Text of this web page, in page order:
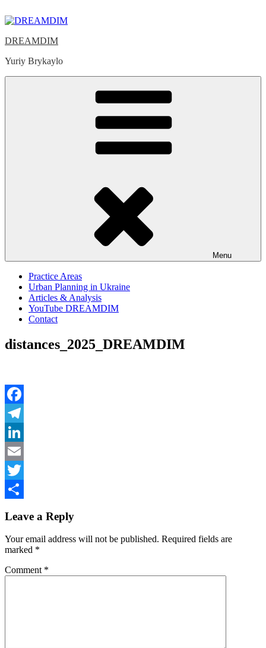
to
DREAMDIM
Yuriy Brykaylo
Menu
Practice Areas
Urban Planning in Ukraine
Articles & Analysis
YouTube DREAMDIM
Contact
distances_2025_DREAMDIM
Facebook
Telegram
LinkedIn
Email
Twitter
Leave a Reply
Your email address will not be published. Required fields are
marked *
Comment *